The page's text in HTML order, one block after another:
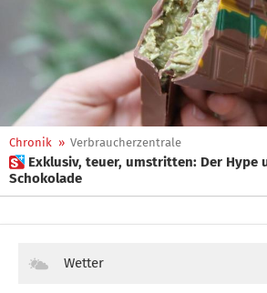
Chronik » Verbraucherzentrale
 Exklusiv, teuer, umstritten: Der Hype um die Dubai-
Schokolade
Wetter